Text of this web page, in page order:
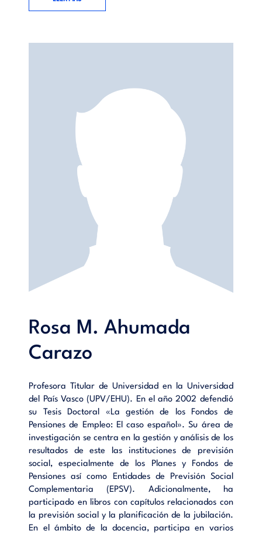
Rosa M. Ahumada
Carazo
Profesora Titular de Universidad en la Universidad
del País Vasco (UPV/EHU). En el año 2002 defendió
su Tesis Doctoral «La gestión de los Fondos de
Pensiones de Empleo: El caso español». Su área de
investigación se centra en la gestión y análisis de los
resultados de este las instituciones de previsión
social, especialmente de los Planes y Fondos de
Pensiones así como Entidades de Previsión Social
Complementaria (EPSV). Adicionalmente, ha
participado en libros con capítulos relacionados con
la previsión social y la planificación de la jubilación.
En el ámbito de la docencia, participa en varios